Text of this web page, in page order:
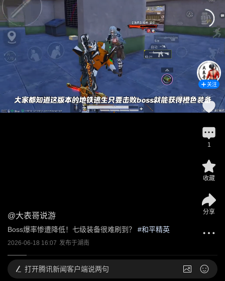
@大表哥说游
Boss爆率惨遭降低！七级装备很难刷到？ #和平精英
2026-06-18 16:07 发布于湖南
关注
1
收藏
分享
打开腾讯新闻客户端说两句